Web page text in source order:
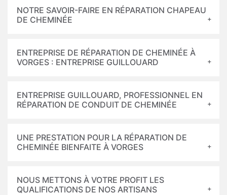
NOTRE SAVOIR-FAIRE EN RÉPARATION CHAPEAU
DE CHEMINÉE
ENTREPRISE DE RÉPARATION DE CHEMINÉE À
VORGES : ENTREPRISE GUILLOUARD
ENTREPRISE GUILLOUARD, PROFESSIONNEL EN
RÉPARATION DE CONDUIT DE CHEMINÉE
UNE PRESTATION POUR LA RÉPARATION DE
CHEMINÉE BIENFAITE À VORGES
NOUS METTONS À VOTRE PROFIT LES
QUALIFICATIONS DE NOS ARTISANS